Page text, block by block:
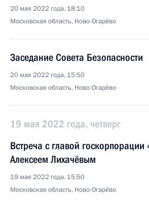
20 мая 2022 года, 18:10
Московская область, Ново-Огарёво
Заседание Совета Безопасности
20 мая 2022 года, 15:50
Московская область, Ново-Огарёво
19 мая 2022 года, четверг
Встреча с главой госкорпорации
Алексеем Лихачёвым
19 мая 2022 года, 15:50
Московская область, Ново-Огарёво